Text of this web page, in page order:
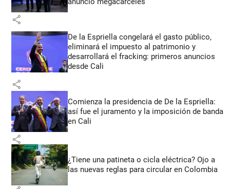
share
De la Espriella congelará el gasto público,
eliminará el impuesto al patrimonio y
desarrollará el fracking: primeros anuncios
desde Cali
share
Comienza la presidencia de De la Espriella:
así fue el juramento y la imposición de banda
en Cali
share
¿Tiene una patineta o cicla eléctrica? Ojo a
las nuevas reglas para circular en Colombia